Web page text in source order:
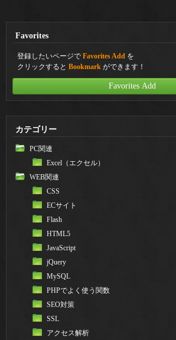
Favorites
登録したいページで Favorites Add を
クリックすると Bookmark ができます！
Favorites Add
カテゴリー
PC関連
Excel（エクセル）
WEB関連
CSS
ECサイト
Flash
HTML5
JavaScript
jQuery
MySQL
PHPでよく使う関数
SEO対策
SSL
アクセス解析